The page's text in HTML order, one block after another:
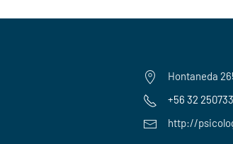
Hontaneda
+56 32
http://